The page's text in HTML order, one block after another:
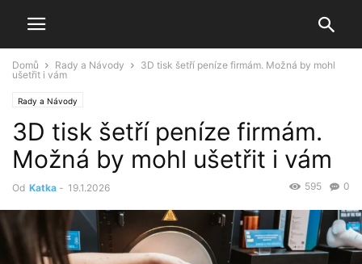
Domů Rady a Návody
3D tisk šetří peníze firmám. Možná by mohl
ušetřit i vám
Rady a Návody
3D tisk šetří peníze firmám.
Možná by mohl ušetřit i vám
Od Katka - 19.1.2026 0
595